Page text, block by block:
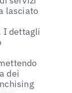
lasciato
I dettagli
dei